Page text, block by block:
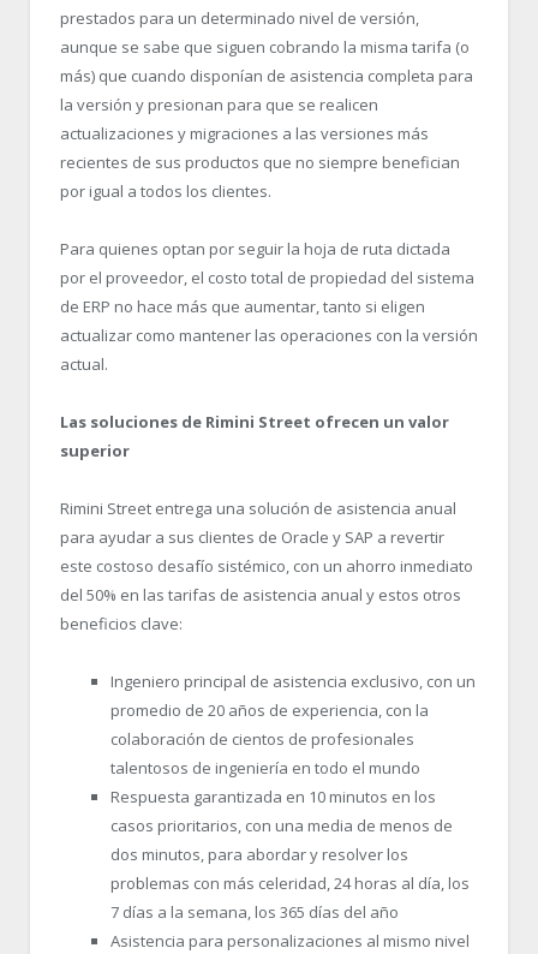
prestados para un determinado nivel de versión,
aunque se sabe que siguen cobrando la misma tarifa (o
más) que cuando disponían de asistencia completa para
la versión y presionan para que se realicen
actualizaciones y migraciones a las versiones más
recientes de sus productos que no siempre benefician
por igual a todos los clientes.
Para quienes optan por seguir la hoja de ruta dictada
por el proveedor, el costo total de propiedad del sistema
de ERP no hace más que aumentar, tanto si eligen
actualizar como mantener las operaciones con la versión
actual.
Las soluciones de Rimini Street ofrecen un valor
superior
Rimini Street entrega una solución de asistencia anual
para ayudar a sus clientes de Oracle y SAP a revertir
este costoso desafío sistémico, con un ahorro inmediato
del 50% en las tarifas de asistencia anual y estos otros
beneficios clave:
Ingeniero principal de asistencia exclusivo, con un
promedio de 20 años de experiencia, con la
colaboración de cientos de profesionales
talentosos de ingeniería en todo el mundo
Respuesta garantizada en 10 minutos en los
casos prioritarios, con una media de menos de
dos minutos, para abordar y resolver los
problemas con más celeridad, 24 horas al día, los
7 días a la semana, los 365 días del año
Asistencia para personalizaciones al mismo nivel